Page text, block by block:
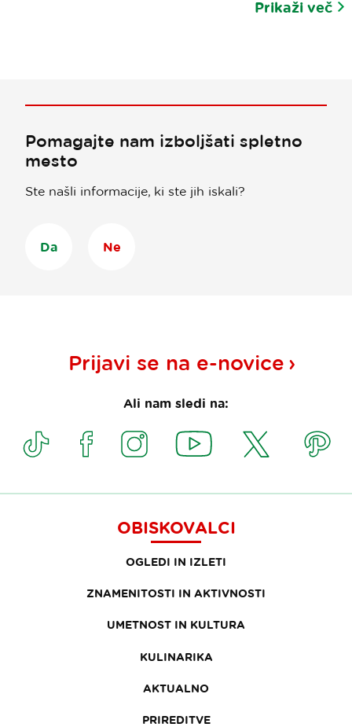
Prikaži več
Pomagajte nam izboljšati spletno
mesto
Ste našli informacije, ki ste jih iskali?
Da Ne
Prijavi se na e-novice
Ali nam sledi na:
OBISKOVALCI
OGLEDI IN IZLETI
ZNAMENITOSTI IN AKTIVNOSTI
UMETNOST IN KULTURA
KULINARIKA
AKTUALNO
PRIREDITVE